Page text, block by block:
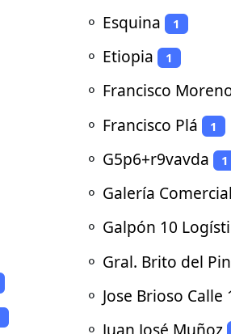
⚬ Esquina 1
⚬ Etiopia 1
⚬ Francisco
⚬ Francisco Plá 1
⚬ G5p6+r9vavda 1
⚬ Galería
⚬ Galpón 10
⚬ Gral. Brito del
⚬ Jose Brioso Calle
⚬ Juan José Muñoz